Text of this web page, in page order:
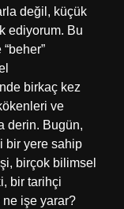
değil, küçük
ediyorum. Bu
birkaç kez
ve
derin. Bugün,
bir yere sahip
birçok bilimsel
bir tarihçi
ne işe yarar?